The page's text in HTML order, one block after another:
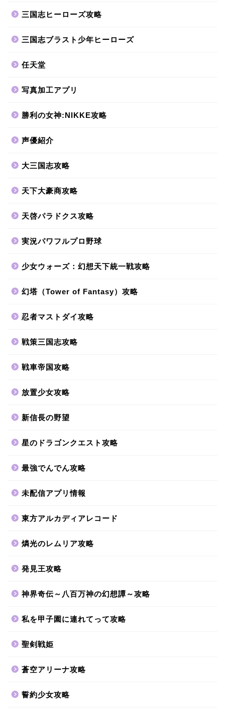
三国志ヒーローズ攻略
三国志ブラスト少年ヒーローズ
任天堂
写真加工アプリ
勝利の女神:NIKKE攻略
声優紹介
大三国志攻略
天下大豪商攻略
天啓パラドクス攻略
実況パワフルプロ野球
少女ウォーズ：幻想天下統一戦攻略
幻塔（Tower of Fantasy）攻略
忍者マストダイ攻略
戦策三国志攻略
戦車帝国攻略
放置少女攻略
新信長の野望
星のドラゴンクエスト攻略
最強でんでん攻略
未配信アプリ情報
東方アルカディアレコード
燐光のレムリア攻略
発見王攻略
神界奇伝～八百万神の幻想譚～攻略
私を甲子園に連れてって攻略
聖剣戦姫
蒼空アリーナ攻略
誓約少女攻略